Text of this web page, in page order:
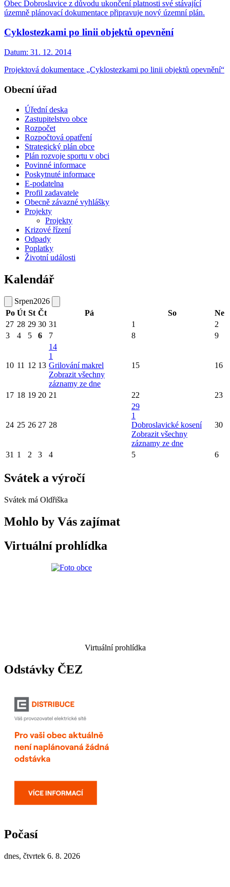
Obec Dobroslavice z důvodu ukončení platnosti své stávající
územně plánovací dokumentace připravuje nový územní plán.
Cyklostezkami po linii objektů opevnění
Datum: 31. 12. 2014
Projektová dokumentace „Cyklostezkami po linii objektů opevnění“
Obecní úřad
Úřední deska
Zastupitelstvo obce
Rozpočet
Rozpočtová opatření
Strategický plán obce
Plán rozvoje sportu v obci
Povinné informace
Poskytnuté informace
E-podatelna
Profil zadavatele
Obecně závazné vyhlášky
Projekty
Projekty
Krizové řízení
Odpady
Poplatky
Životní události
Kalendář
Srpen2026
Po Út St Čt Pá So
Ne
27 28 29 30 31 1
2
3
4 5 6 7 8 9
10 11 12 13
14
1
Grilování makrel
Zobrazit všechny
záznamy ze dne
15 16
17 18 19 20 21 22 23
24 25 26 27 28
29
1
Dobroslavické kosení
Zobrazit všechny
záznamy ze dne
30
31 1 2 3 4 5 6
Svátek a výročí
Svátek má Oldřiška
Mohlo by Vás zajímat
Virtuální prohlídka
Virtuální prohlídka
Odstávky ČEZ
Počasí
dnes, čtvrtek 6. 8. 2026